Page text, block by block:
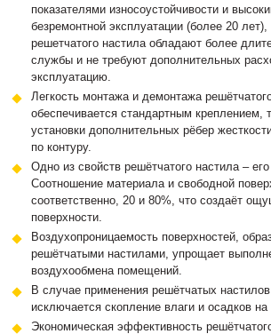
показателями износоустойчивости и
безремонтной эксплуатации (более 20
решетчатого настила обладают более
службы и не требуют дополнительных
эксплуатацию.
Легкость монтажа и демонтажа
обеспечивается стандартным креплением,
установки дополнительных рёбер
по контуру.
Одно из свойств решётчатого настила – его
Соотношение материала и свободной
соответственно, 20 и 80%, что создаёт
поверхности.
Воздухопроницаемость поверхностей,
решётчатыми настилами, упрощает
воздухообмена помещений.
В случае применения решётчатых
исключается скопление влаги и осадков на
Экономическая эффективность